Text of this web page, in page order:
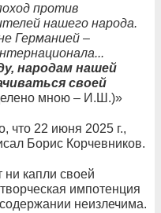
против
нашего народа.
Германией –
народам нашей
своей
мною – И.Ш.)»
что 22 июня 2025 г.,
Борис Корчевников.
ни капли своей
импотенция
неизлечима.